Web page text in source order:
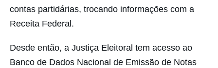
contas partidárias, trocando informações com a
Receita Federal.
Desde então, a Justiça Eleitoral tem acesso ao
Banco de Dados Nacional de Emissão de Notas